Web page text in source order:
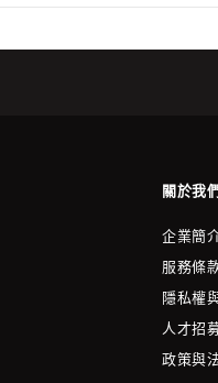
關於我
企業簡
服務條
隱私權
人才招
政策與